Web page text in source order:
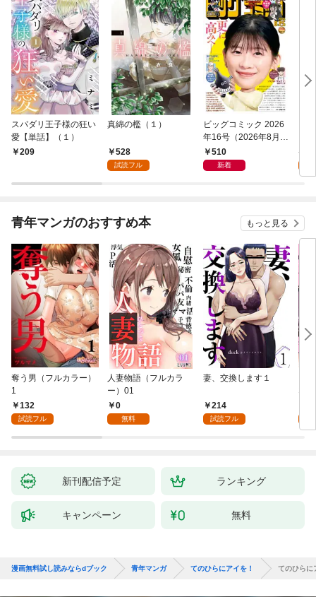
スパダリ王子様の狂い
愛【単話】（１）
209
真綿の檻（１）
528
試読フル
ビッグコミック 2026
年16号（2026年8月7
日発売）
510
新着
青年マンガのおすすめ本 もっと見る
奪う男（フルカラー）
1
132
試読フル
人妻物語（フルカラ
ー）01
0
無料
妻、交換します１
214
試読フル
な
新刊配信予定 ランキング
キャンペーン 無料
漫画無料試し読みならdブック 青年マンガ てのひらにアイを！ てのひらに